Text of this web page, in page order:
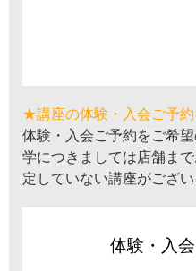
★講座の体験・入会ご予
体験・入会ご予約をご希
学につきましては店舗ま
定していない講座がござい
体験・入会